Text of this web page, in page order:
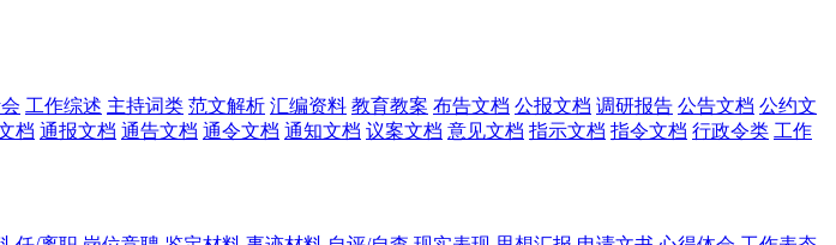
工作综述 主持词类 范文解析 汇编资料 教育教案 布告文档 公报文档 调研报告 公告文档 公约文
档 通报文档 通告文档 通令文档 通知文档 议案文档 意见文档 指示文档 指令文档 行政令类 工作